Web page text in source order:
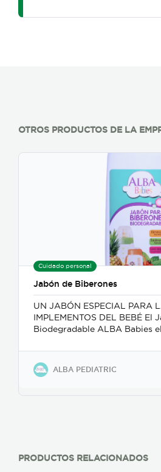
OTROS PRODUCTOS DE LA
Cuidado personal
Jabón de Biberones
UN JABÓN ESPECIAL PARA
IMPLEMENTOS DEL BEBÉ El Jabón Liquido
Biodegradable ALBA Babies
suave y profunda, y es
productos del cuido del bebe:
chupetas, chupones y además
Perfume y pigmento no
ALBA PEDIATRIC
PRODUCTOS RELACIONADOS